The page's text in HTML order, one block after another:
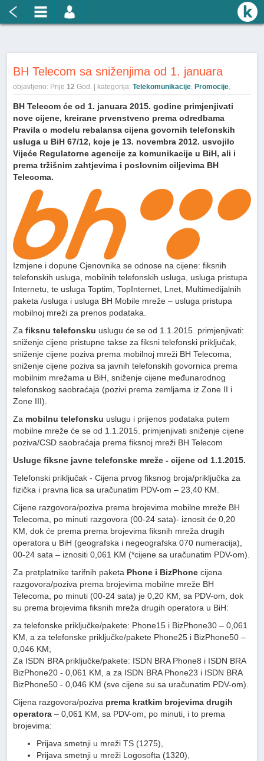
BH Telecom sa sniženjima od 1. januara
objavljeno: Prije12 God. | kategorija:Telekomunikacije, Promocije,
BH Telecom će od 1. januara 2015. godine primjenjivati
nove cijene, kreirane prvenstveno prema odredbama
Pravila o modelu rebalansa cijena govornih telefonskih
usluga u BiH 67/12, koje je 13. novembra 2012. usvojilo
Vijeće Regulatorne agencije za komunikacije u BiH, ali i
prema tržišnim zahtjevima i poslovnim ciljevima BH
Telecoma.
Izmjene i dopune Cjenovnika se odnose na cijene: fiksnih
telefonskih usluga, mobilnih telefonskih usluga, usluga pristupa
Internetu, te usluga Toptim, TopInternet, Lnet, Multimedijalnih
paketa /usluga i usluga BH Mobile mreže – usluga pristupa
mobilnoj mreži za prenos podataka.
Zafiksnu telefonsku uslugu će se od 1.1.2015. primjenjivati:
sniženje cijene pristupne takse za fiksni telefonski priključak,
sniženje cijene poziva prema mobilnoj mreži BH Telecoma,
sniženje cijene poziva sa javnih telefonskih govornica prema
mobilnim mrežama u BiH, sniženje cijene međunarodnog
telefonskog saobraćaja (pozivi prema zemljama iz Zone II i
Zone III).
Za mobilnu telefonsku uslugu i prijenos podataka putem
mobilne mreže će se od 1.1.2015. primjenjivati sniženje cijene
poziva/CSD saobraćaja prema fiksnoj mreži BH Telecom
Usluge fiksne javne telefonske mreže - cijene od 1.1.2015.
Telefonski priključak - Cijena prvog fiksnog broja/priključka za
fizička i pravna lica sa uračunatim PDV-om – 23,40 KM.
Cijene razgovora/poziva prema brojevima mobilne mreže BH
Telecoma, po minuti razgovora (00-24 sata)- iznosit će 0,20
KM, dok će prema prema brojevima fiksnih mreža drugih
operatora u BiH (geografska i negeografska 070 numeracija),
00-24 sata – iznositi 0,061 KM (*cijene sa uračunatim PDV-om).
Za pretplatnike tarifnih paketa Phone i BizPhone cijena
razgovora/poziva prema brojevima mobilne mreže BH
Telecoma, po minuti (00-24 sata) je 0,20 KM, sa PDV-om, dok
su prema brojevima fiksnih mreža drugih operatora u BiH:
za telefonske priključke/pakete: Phone15 i BizPhone30 – 0,061
KM, a za telefonske priključke/pakete Phone25 i BizPhone50 –
0,046 KM;
Za ISDN BRA priključke/pakete: ISDN BRA Phone8 i ISDN BRA
BizPhone20 - 0,061 KM, a za ISDN BRA Phone23 i ISDN BRA
BizPhone50 - 0,046 KM (sve cijene su sa uračunatim PDV-om).
Cijena razgovora/poziva prema kratkim brojevima drugih
operatora – 0,061 KM, sa PDV-om, po minuti, i to prema
brojevima:
Prijava smetnji u mreži TS (1275),
Prijava smetnji u mreži Logosofta (1320),